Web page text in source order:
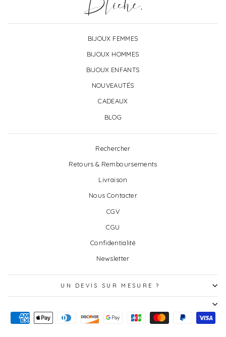
BIJOUX FEMMES
BIJOUX HOMMES
BIJOUX ENFANTS
NOUVEAUTÉS
CADEAUX
BLOG
Rechercher
Retours & Remboursements
Livraison
Nous Contacter
CGV
CGU
Confidentialité
Newsletter
UN DEVIS SUR MESURE ?